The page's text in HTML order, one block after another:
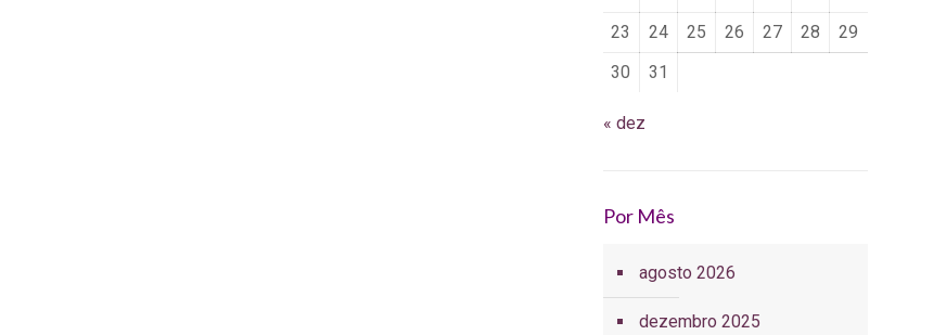
23
24 25 26 27 28
29
30
31
« dez
Por Mês
agosto 2026
dezembro 2025